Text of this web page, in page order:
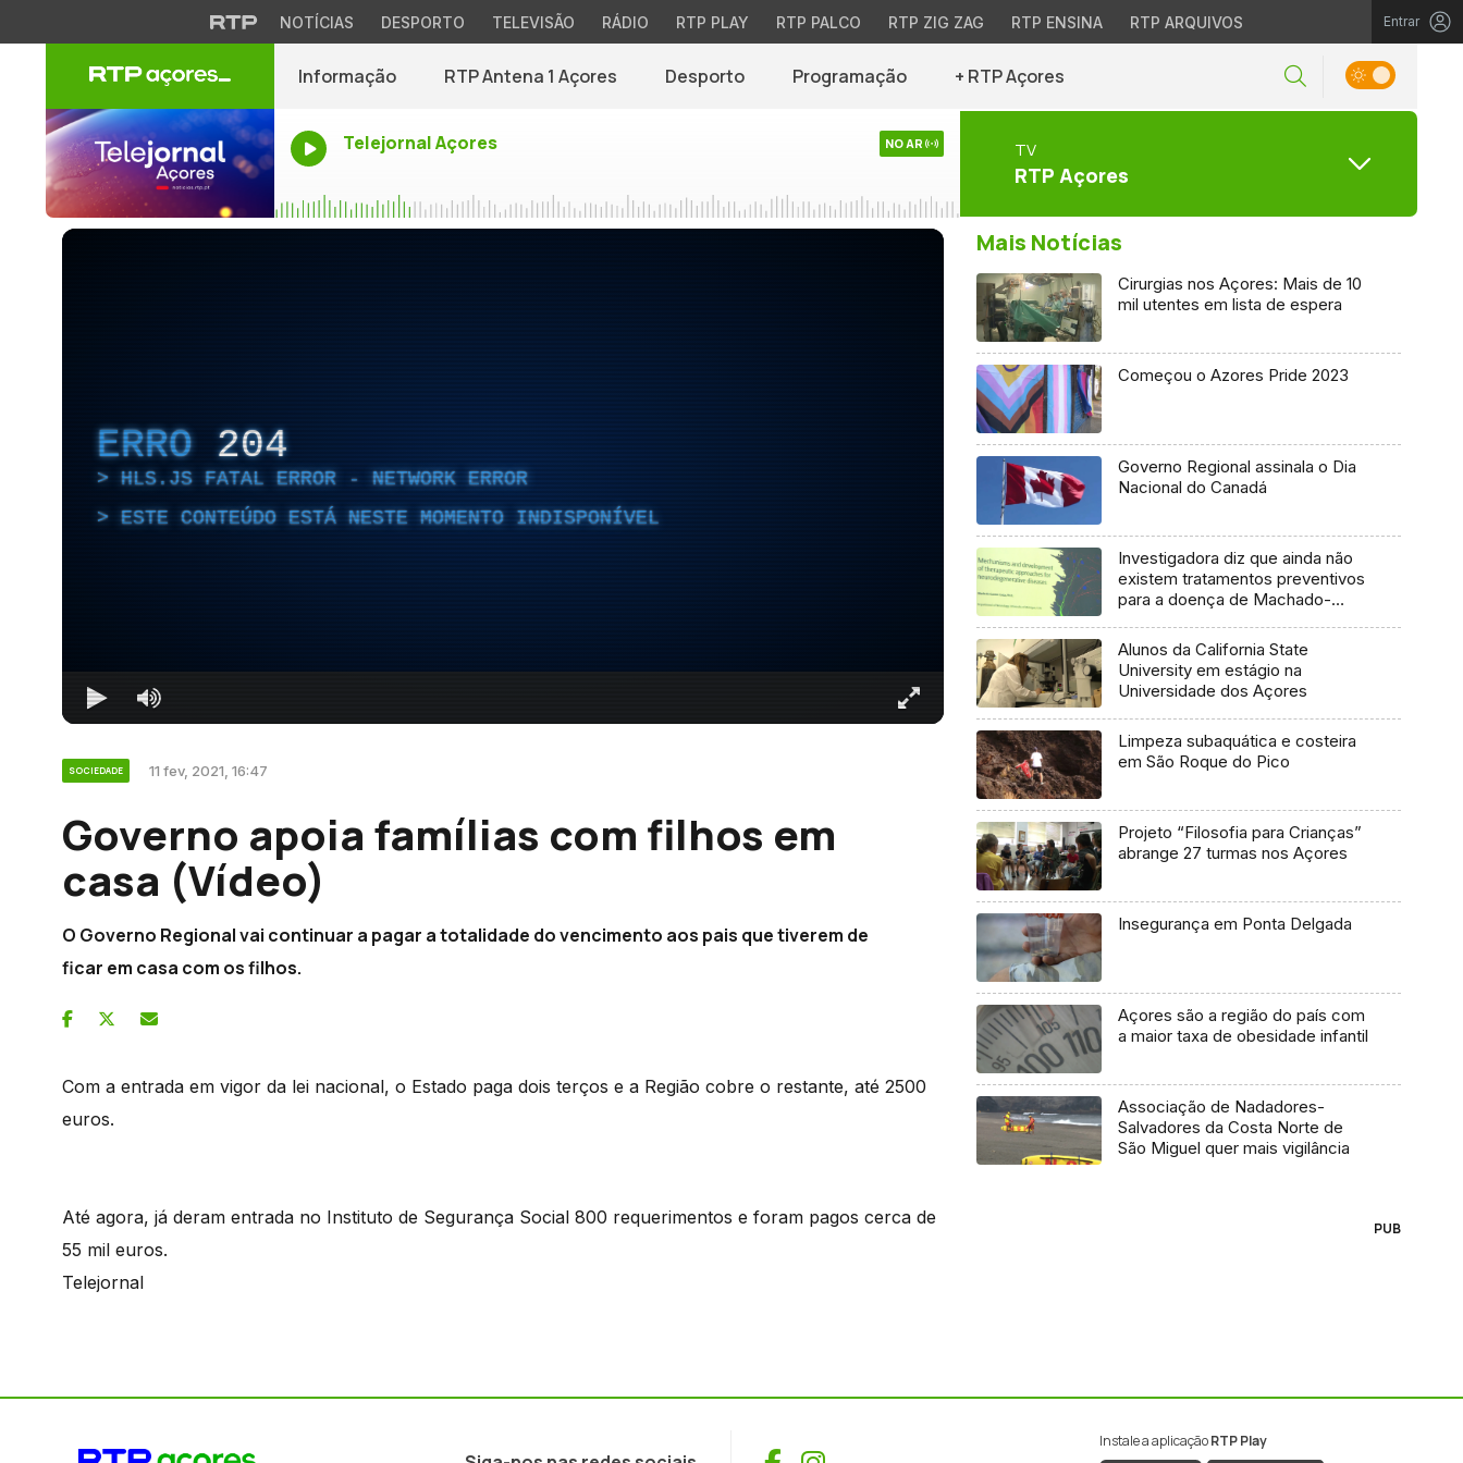
NOTÍCIAS DESPORTO TELEVISÃO RÁDIO RTP PLAY RTP PALCO RTP ZIG ZAG RTP ENSINA RTP ARQUIVOS Entrar
Informação RTP Antena 1 Açores Desporto Programação + RTP Açores
Telejornal Açores NO AR TV
RTP Açores
ERRO 204
HLS.JS FATAL ERROR - NETWORK ERROR
ESTE CONTEÚDO ESTÁ NESTE MOMENTO INDISPONÍVEL
SOCIEDADE 11 fev, 2021, 16:47
Governo apoia famílias com filhos em
casa (Vídeo)
O Governo Regional vai continuar a pagar a totalidade do vencimento aos pais que tiverem de
ficar em casa com os filhos.
Com a entrada em vigor da lei nacional, o Estado paga dois terços e a Região cobre o restante, até 2500
euros.
Até agora, já deram entrada no Instituto de Segurança Social 800 requerimentos e foram pagos cerca de
55 mil euros.
Telejornal
Mais Notícias
Cirurgias nos Açores: Mais de 10
mil utentes em lista de espera
Começou o Azores Pride 2023
Governo Regional assinala o Dia
Nacional do Canadá
Investigadora diz que ainda não
existem tratamentos preventivos
para a doença de Machado-
Alunos da California State
University em estágio na
Universidade dos Açores
Limpeza subaquática e costeira
em São Roque do Pico
Projeto “Filosofia para Crianças”
abrange 27 turmas nos Açores
Insegurança em Ponta Delgada
Açores são a região do país com
a maior taxa de obesidade infantil
Associação de Nadadores-
Salvadores da Costa Norte de
São Miguel quer mais vigilância
PUB
Instale a aplicaçãoRTP Play